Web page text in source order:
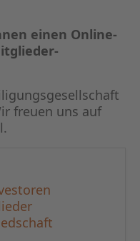
einen Online-
freuen uns auf